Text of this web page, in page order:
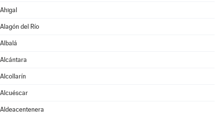
Ahigal
Alagón del Río
Albalá
Alcántara
Alcollarín
Alcuéscar
Aldeacentenera